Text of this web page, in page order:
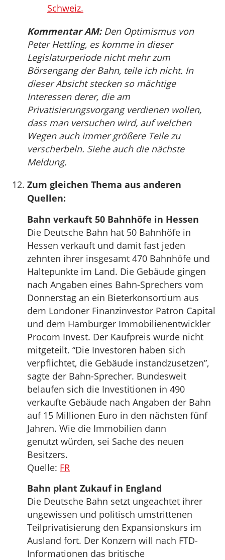
Schweiz.
Kommentar AM:Den Optimismus von
Peter Hettling, es komme in dieser
Legislaturperiode nicht mehr zum
Börsengang der Bahn, teile ich nicht. In
dieser Absicht stecken so mächtige
Interessen derer, die am
Privatisierungsvorgang verdienen wollen,
dass man versuchen wird, auf welchen
Wegen auch immer größere Teile zu
verscherbeln. Siehe auch die nächste
Meldung.
Zum gleichen Thema aus anderen
Quellen:
Bahn verkauft 50 Bahnhöfe in Hessen
Die Deutsche Bahn hat 50 Bahnhöfe in
Hessen verkauft und damit fast jeden
zehnten ihrer insgesamt 470 Bahnhöfe und
Haltepunkte im Land. Die Gebäude gingen
nach Angaben eines Bahn-Sprechers vom
Donnerstag an ein Bieterkonsortium aus
dem Londoner Finanzinvestor Patron Capital
und dem Hamburger Immobilienentwickler
Procom Invest. Der Kaufpreis wurde nicht
mitgeteilt. “Die Investoren haben sich
verpflichtet, die Gebäude instandzusetzen”,
sagte der Bahn-Sprecher. Bundesweit
belaufen sich die Investitionen in 490
verkaufte Gebäude nach Angaben der Bahn
auf 15 Millionen Euro in den nächsten fünf
Jahren. Wie die Immobilien dann
genutzt würden, sei Sache des neuen
Besitzers.
Quelle: FR
Bahn plant Zukauf in England
Die Deutsche Bahn setzt ungeachtet ihrer
ungewissen und politisch umstrittenen
Teilprivatisierung den Expansionskurs im
Ausland fort. Der Konzern will nach FTD-
Informationen das britische